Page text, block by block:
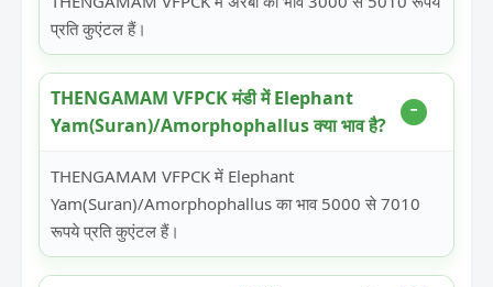
प्रति कुएंटल हैं।
THENGAMAM VFPCK मंडी में Elephant
Yam(Suran)/Amorphophallus क्या भाव है?
THENGAMAM VFPCK में Elephant
Yam(Suran)/Amorphophallus का भाव 5000 से 7010
रूपये प्रति कुएंटल हैं।